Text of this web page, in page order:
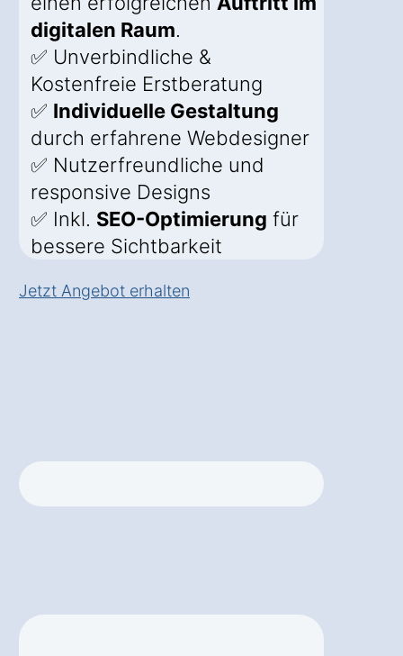
digitalen Raum.
✅ Unverbindliche &
Kostenfreie Erstberatung
✅ Individuelle Gestaltung
durch erfahrene Webdesigner
✅ Nutzerfreundliche und
responsive Designs
✅ Inkl. SEO-Optimierung für
bessere Sichtbarkeit
Jetzt Angebot erhalten